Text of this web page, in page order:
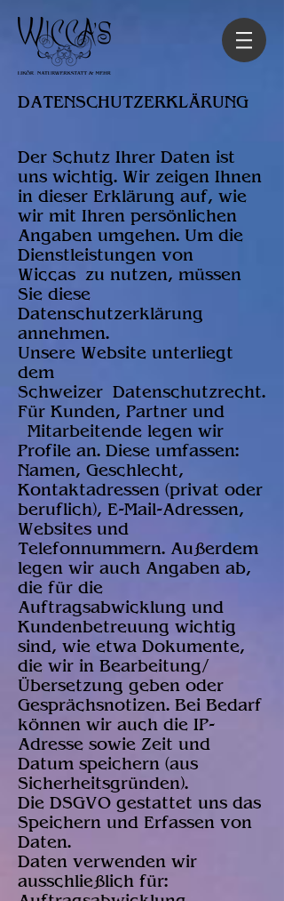
DATENSCHUTZERKLÄRUNG
Der Schutz Ihrer Daten ist
uns wichtig. Wir zeigen Ihnen
in dieser Erklärung auf, wie
wir mit Ihren persönlichen
Angaben umgehen. Um die
Dienstleistungen von
Wiccas zu nutzen, müssen
Sie diese
Datenschutzerklärung
annehmen.
Unsere Website unterliegt
dem
Schweizer Datenschutzrecht.
Für Kunden, Partner und
Mitarbeitende legen wir
Profile an. Diese umfassen:
Namen, Geschlecht,
Kontaktadressen (privat oder
beruflich), E-Mail-Adressen,
Websites und
Telefonnummern. Außerdem
legen wir auch Angaben ab,
die für die
Auftragsabwicklung und
Kundenbetreuung wichtig
sind, wie etwa Dokumente,
die wir in Bearbeitung/
Übersetzung geben oder
Gesprächsnotizen. Bei Bedarf
können wir auch die IP-
Adresse sowie Zeit und
Datum speichern (aus
Sicherheitsgründen).
Die DSGVO gestattet uns das
Speichern und Erfassen von
Daten.
Daten verwenden wir
ausschließlich für: